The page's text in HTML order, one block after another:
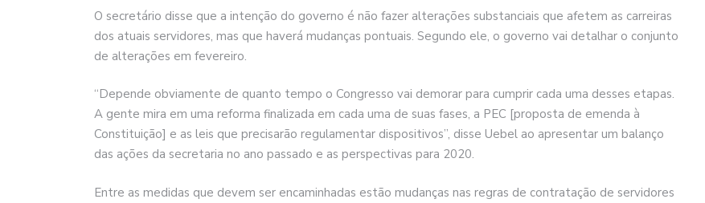
O secretário disse que a intenção do governo é não fazer alterações substanciais que afetem as carreiras
dos atuais servidores, mas que haverá mudanças pontuais. Segundo ele, o governo vai detalhar o conjunto
de alterações em fevereiro.
“Depende obviamente de quanto tempo o Congresso vai demorar para cumprir cada uma desses etapas.
A gente mira em uma reforma finalizada em cada uma de suas fases, a PEC [proposta de emenda à
Constituição] e as leis que precisarão regulamentar dispositivos”, disse Uebel ao apresentar um balanço
das ações da secretaria no ano passado e as perspectivas para 2020.
Entre as medidas que devem ser encaminhadas estão mudanças nas regras de contratação de servidores